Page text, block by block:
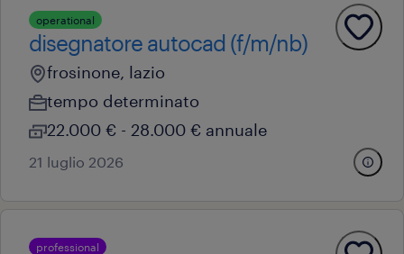
operational
disegnatore autocad (f/m/nb)
frosinone, lazio
tempo determinato
22.000 € - 28.000 € annuale
21 luglio 2026
professional